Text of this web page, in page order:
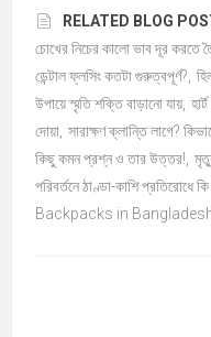
RELATED BLOG
চোখের নিচের কালো ভাব দূর করতে
ডেন্টাল ফ্লসিং কতটা গুরুত্বপূর্ণ?
উপায়ে স্মৃতি শক্তি বাড়ানো যায়
দোয়া সারাক্ষণ ক্লান্তি লাগে?
কিছু কমন প্রশ্ন ও তার উত্তর!
পরিবর্তনে ঠাণ্ডা-কাশি প্রতিরোধে
Backpacks in